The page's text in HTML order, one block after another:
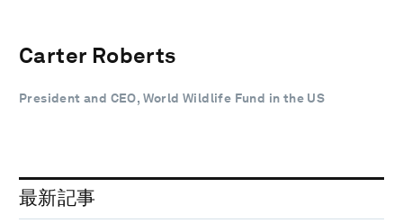
Carter Roberts
President and CEO, World Wildlife Fund in the US
最新記事